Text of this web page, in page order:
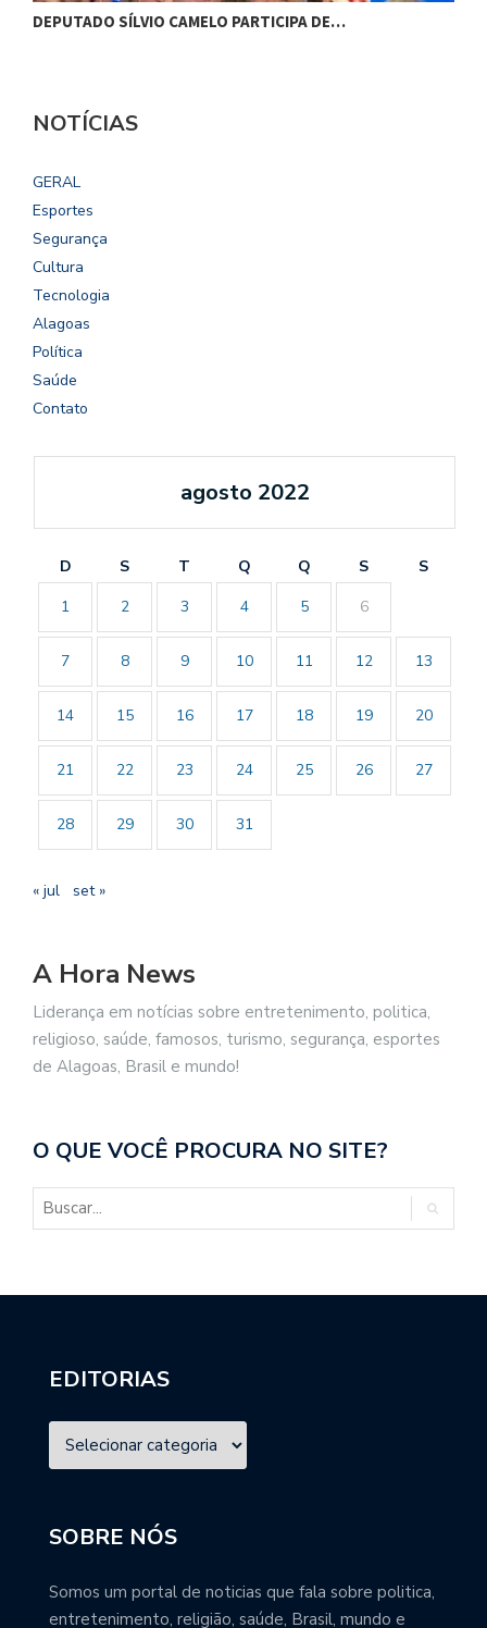
DEPUTADO SÍLVIO CAMELO PARTICIPA DE…
NOTÍCIAS
GERAL
Esportes
Segurança
Cultura
Tecnologia
Alagoas
Política
Saúde
Contato
agosto 2022
D S T Q Q S
S
1
2 3 4 5 6
7 8 9 10 11 12 13
14 15 16 17 18 19 20
21 22 23 24 25 26 27
28 29 30 31
« jul set »
A Hora News
Liderança em notícias sobre entretenimento, politica,
religioso, saúde, famosos, turismo, segurança, esportes
de Alagoas, Brasil e mundo!
O QUE VOCÊ PROCURA NO SITE?
EDITORIAS
SOBRE NÓS
Somos um portal de noticias que fala sobre politica,
entretenimento, religião, saúde, Brasil, mundo e